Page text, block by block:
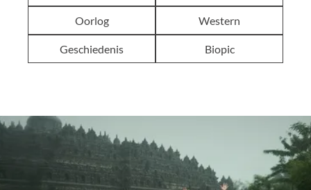
Oorlog Western
Geschiedenis Biopic
BATIK, BEATS & BUMBU